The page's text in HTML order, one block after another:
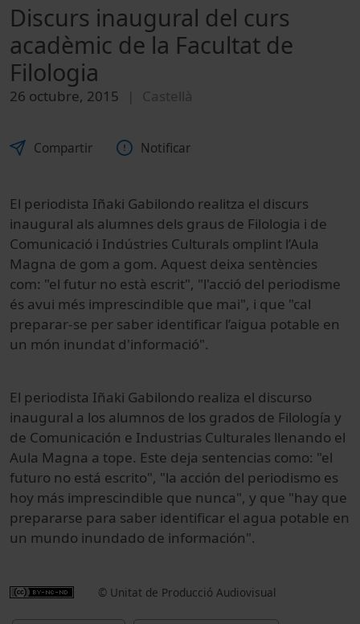
Discurs inaugural del curs
acadèmic de la Facultat de
Filologia
26 octubre, 2015 Castellà
Compartir Notificar
El periodista Iñaki Gabilondo realitza el discurs
inaugural als alumnes dels graus de Filologia i de
Comunicació i Indústries Culturals omplint l’Aula
Magna de gom a gom. Aquest deixa sentències
com: "el futur no està escrit", "l'acció del periodisme
és avui més imprescindible que mai", i que "cal
preparar-se per saber identificar l’aigua potable en
un món inundat d'informació".
El periodista Iñaki Gabilondo realiza el discurso
inaugural a los alumnos de los grados de Filología y
de Comunicación e Industrias Culturales llenando el
Aula Magna a tope. Este deja sentencias como: "el
futuro no está escrito", "la acción del periodismo es
hoy más imprescindible que nunca", y que "hay que
prepararse para saber identificar el agua potable en
un mundo inundado de información".
© Unitat de Producció Audiovisual